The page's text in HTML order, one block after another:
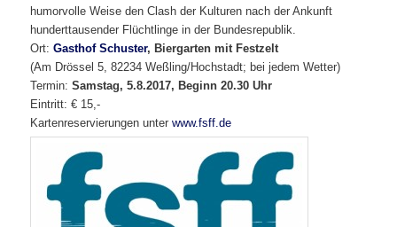
humorvolle Weise den Clash der Kulturen nach der Ankunft
hunderttausender Flüchtlinge in der Bundesrepublik.
Ort:Gasthof Schuster, Biergarten mit Festzelt
(Am Drössel 5, 82234 Weßling/Hochstadt; bei jedem Wetter)
Termin:Samstag, 5.8.2017, Beginn 20.30 Uhr
Eintritt: € 15,-
Kartenreservierungen unterwww.fsff.de